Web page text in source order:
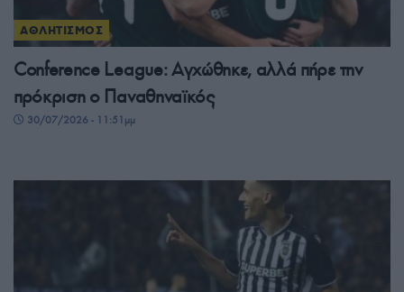
ΑΘΛΗΤΙΣΜΟΣ
Conference League: Αγχώθηκε, αλλά πήρε την
πρόκριση ο Παναθηναϊκός
30/07/2026 - 11:51μμ